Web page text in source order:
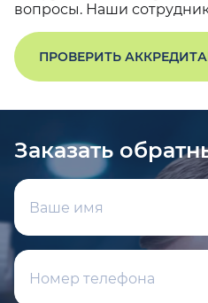
вопросы. Наши
ПРОВЕРИТЬ
Заказать